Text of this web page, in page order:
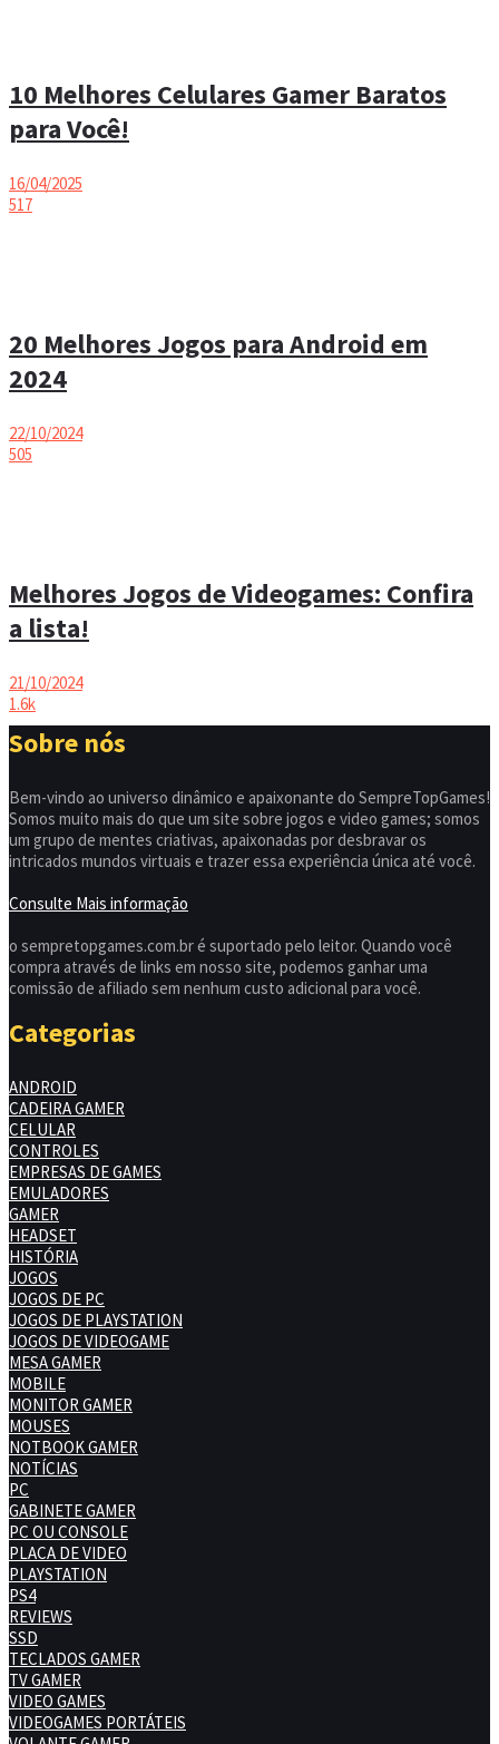
10 Melhores Celulares Gamer Baratos
para Você!
16/04/2025
517
20 Melhores Jogos para Android em
2024
22/10/2024
505
Melhores Jogos de Videogames: Confira
a lista!
21/10/2024
1.6k
Sobre nós
Bem-vindo ao universo dinâmico e apaixonante do SempreTopGames!
Somos muito mais do que um site sobre jogos e video games; somos
um grupo de mentes criativas, apaixonadas por desbravar os
intricados mundos virtuais e trazer essa experiência única até você.
Consulte Mais informação
o sempretopgames.com.br é suportado pelo leitor. Quando você
compra através de links em nosso site, podemos ganhar uma
comissão de afiliado sem nenhum custo adicional para você.
Categorias
ANDROID
CADEIRA GAMER
CELULAR
CONTROLES
EMPRESAS DE GAMES
EMULADORES
GAMER
HEADSET
HISTÓRIA
JOGOS
JOGOS DE PC
JOGOS DE PLAYSTATION
JOGOS DE VIDEOGAME
MESA GAMER
MOBILE
MONITOR GAMER
MOUSES
NOTBOOK GAMER
NOTÍCIAS
PC
GABINETE GAMER
PC OU CONSOLE
PLACA DE VIDEO
PLAYSTATION
PS4
REVIEWS
SSD
TECLADOS GAMER
TV GAMER
VIDEO GAMES
VIDEOGAMES PORTÁTEIS